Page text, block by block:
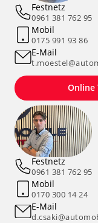
Festnetz
0961 381 762 95
Mobil
0175 991 93 86
E-Mail
Online
Festnetz
0961 381 762 95
Mobil
0170 300 14 24
E-Mail